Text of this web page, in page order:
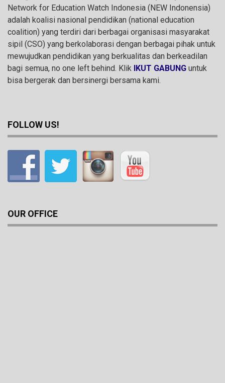
Network for Education Watch Indonesia (NEW Indonensia)
adalah koalisi nasional pendidikan (national education
coalition) yang terdiri dari berbagai organisasi masyarakat
sipil (CSO) yang berkolaborasi dengan berbagai pihak untuk
mewujudkan pendidikan yang berkualitas dan berkeadilan
bagi semua, no one left behind. Klik IKUT GABUNG untuk
bisa bergerak dan bersinergi bersama kami.
FOLLOW US!
OUR OFFICE